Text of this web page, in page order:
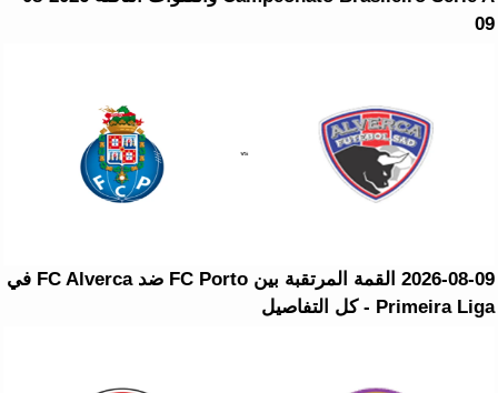
09
2026-08-09 القمة المرتقبة بين FC Porto ضد FC Alverca في
Primeira Liga - كل التفاصيل